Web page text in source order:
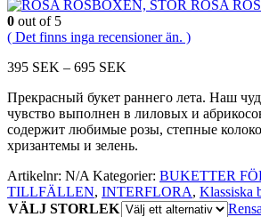
ROSA
0 out of 5
( Det finns inga recensioner än. )
395 SEK – 695 SEK
SEK
till
695
SEK
Прекрасный букет раннего лета. Наш
чувство выполнен в лиловых и
содержит любимые розы, степные
хризантемы и зелень.
Artikelnr: N/A Kategorier: BUKETTER
TILLFÄLLEN, INTERFLORA, Klassiska
VÄLJ STORLEK
Rensa